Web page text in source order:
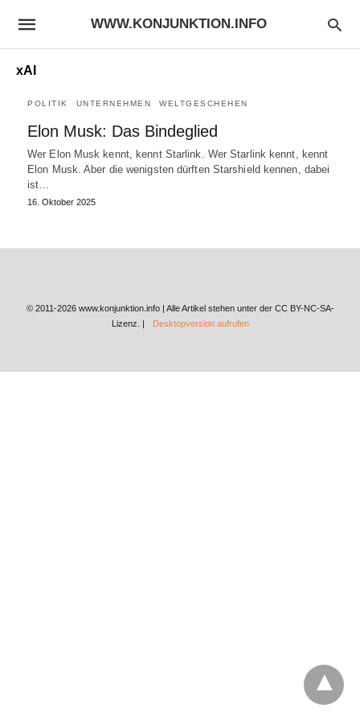
WWW.KONJUNKTION.INFO
xAI
POLITIK UNTERNEHMEN WELTGESCHEHEN
Elon Musk: Das Bindeglied
Wer Elon Musk kennt, kennt Starlink. Wer Starlink kennt, kennt
Elon Musk. Aber die wenigsten dürften Starshield kennen, dabei
ist…
16. Oktober 2025
© 2011-2026 www.konjunktion.info | Alle Artikel stehen unter der CC BY-NC-SA-
Lizenz. |
Desktopversion aufrufen